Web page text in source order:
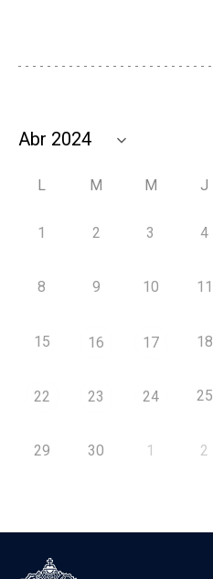
L M M J
1 2 3 4
8 9 10 11
15 16 17 18
22 23 24 25
29 30 1 2